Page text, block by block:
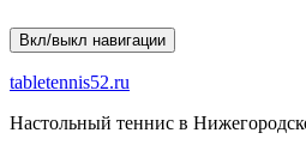
Вкл/выкл навигации
tabletennis52.ru
Настольный теннис в